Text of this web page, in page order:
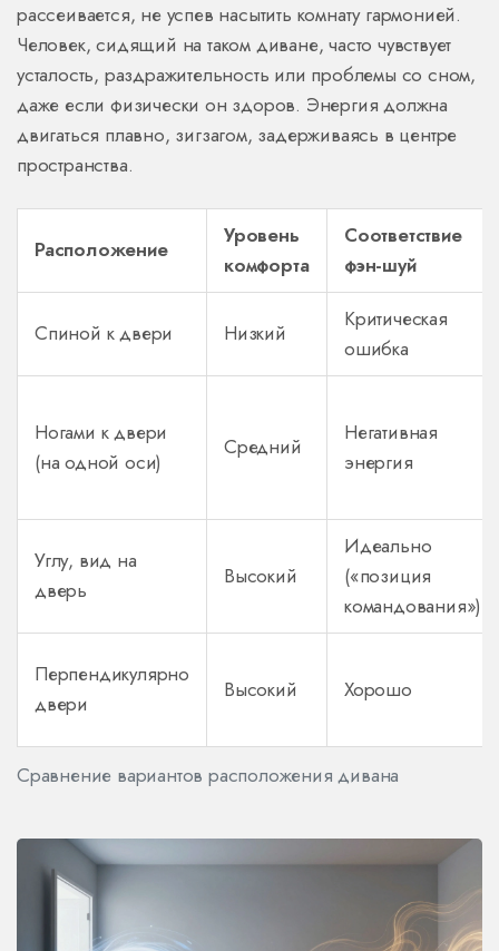
рассеивается, не успев насытить комнату гармонией.
Человек, сидящий на таком диване, часто чувствует
усталость, раздражительность или проблемы со сном,
даже если физически он здоров. Энергия должна
двигаться плавно, зигзагом, задерживаясь в центре
пространства.
Сравнение вариантов расположения дивана
Расположение
Уровень
комфорта
Соответствие
фэн-шуй
Спиной к двери Низкий
Критическая
ошибка
Ногами к двери
(на одной оси)
Средний
Негативная
энергия
Углу, вид на
дверь
Высокий
Идеально
(«позиция
командования»)
Перпендикулярно
двери
Высокий Хорошо